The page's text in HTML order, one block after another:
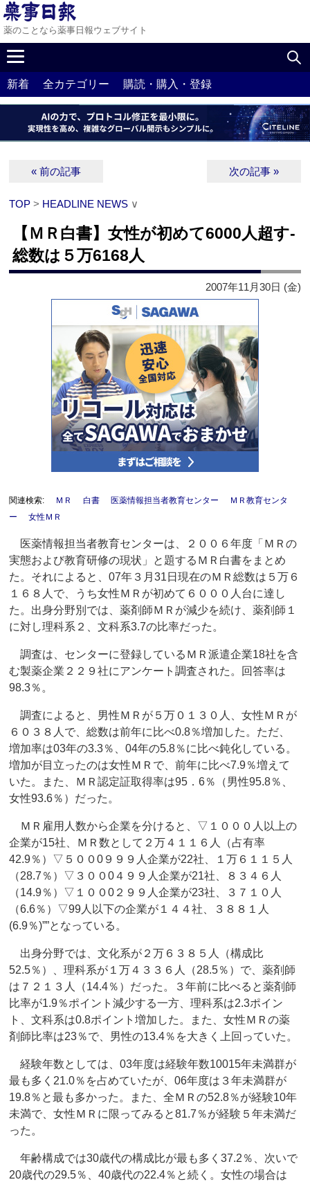
薬のことなら薬事日報ウェブサイト
新着 全カテゴリー 購読・購入・登録
« 前の記事 次の記事 »
TOP > HEADLINE NEWS ∨
【ＭＲ白書】女性が初めて6000人超す‐
総数は５万6168人
2007年11月30日 (金)
関連検索: ＭＲ 白書 医薬情報担当者教育センター
ＭＲ教育センタ
ー
女性ＭＲ
医薬情報担当者教育センターは、２００６年度「ＭＲの
実態および教育研修の現状」と題するＭＲ白書をまとめ
た。それによると、07年３月31日現在のＭＲ総数は５万６
１６８人で、うち女性ＭＲが初めて６０００人台に達し
た。出身分野別では、薬剤師ＭＲが減少を続け、薬剤師１
に対し理科系２、文科系3.7の比率だった。
調査は、センターに登録しているＭＲ派遣企業18社を含
む製薬企業２２９社にアンケート調査された。回答率は
98.3％。
調査によると、男性ＭＲが５万０１３０人、女性ＭＲが
６０３８人で、総数は前年に比べ0.8％増加した。ただ、
増加率は03年の3.3％、04年の5.8％に比べ鈍化している。
増加が目立ったのは女性ＭＲで、前年に比べ7.9％増えて
いた。また、ＭＲ認定証取得率は95．6％（男性95.8％、
女性93.6％）だった。
ＭＲ雇用人数から企業を分けると、▽１０００人以上の
企業が15社、ＭＲ数として２万４１１６人（占有率
42.9％）▽５００0９９９人企業が22社、１万６１１５人
（28.7％）▽３００0４９９人企業が21社、８３４６人
（14.9％）▽１００0２９９人企業が23社、３７１０人
（6.6％）▽99人以下の企業が１４４社、３８８１人
(6.9％)””となっている。
出身分野では、文化系が２万６３８５人（構成比
52.5％）、理科系が１万４３３６人（28.5％）で、薬剤師
は７２１３人（14.4％）だった。３年前に比べると薬剤師
比率が1.9％ポイント減少する一方、理科系は2.3ポイン
ト、文科系は0.8ポイント増加した。また、女性ＭＲの薬
剤師比率は23％で、男性の13.4％を大きく上回っていた。
経験年数としては、03年度は経験年数10015年未満群が
最も多く21.0％を占めていたが、06年度は３年未満群が
19.8％と最も多かった。また、全ＭＲの52.8％が経験10年
未満で、女性ＭＲに限ってみると81.7％が経験５年未満だ
った。
年齢構成では30歳代の構成比が最も多く37.2％、次いで
20歳代の29.5％、40歳代の22.4％と続く。女性の場合は